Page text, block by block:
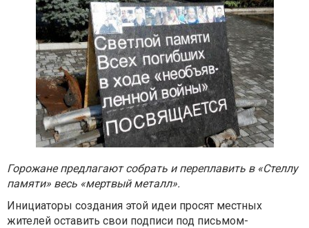
Горожане предлагают собрать и переплавить в «Стеллу
памяти» весь «мертвый металл».
Инициаторы создания этой идеи просят местных
жителей оставить свои подписи под письмом-